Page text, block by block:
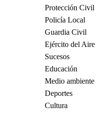
Protección Civil
Policía Local
Guardia Civil
Ejército del Aire
Sucesos
Educación
Medio ambiente
Deportes
Cultura